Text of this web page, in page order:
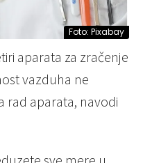
Foto: Pixabay
aparata za zračenje
vazduha ne
rad aparata, navodi